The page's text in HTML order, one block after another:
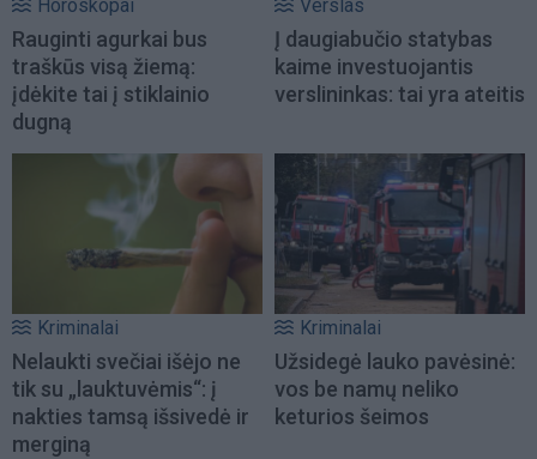
Horoskopai
Rauginti agurkai bus
traškūs visą žiemą:
įdėkite tai į stiklainio
dugną
Verslas
Į daugiabučio statybas
kaime investuojantis
verslininkas: tai yra ateitis
Kriminalai
Nelaukti svečiai išėjo ne
tik su „lauktuvėmis“: į
nakties tamsą išsivedė ir
merginą
Kriminalai
Užsidegė lauko pavėsinė:
vos be namų neliko
keturios šeimos